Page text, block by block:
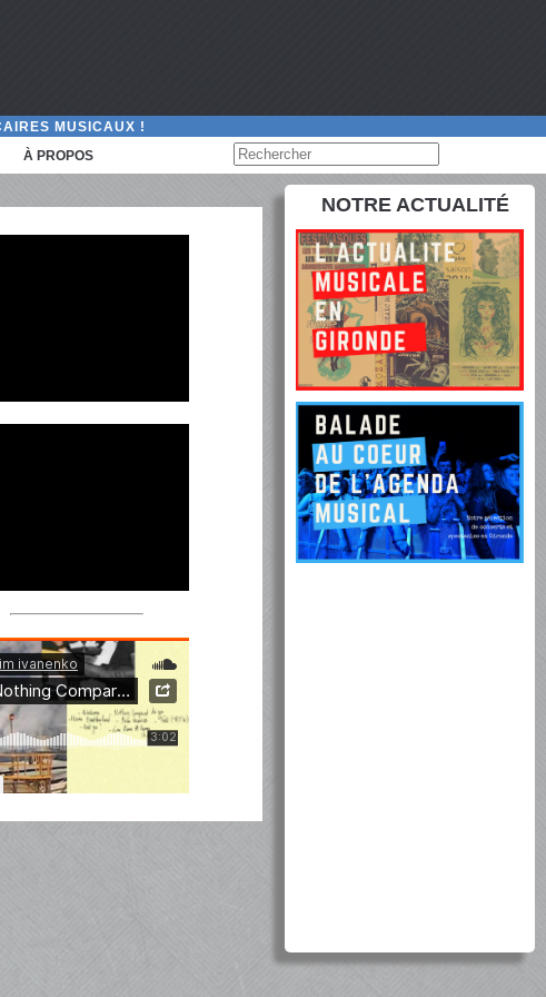
MUSICAUX !
À PROPOS
NOTRE ACTUALITÉ